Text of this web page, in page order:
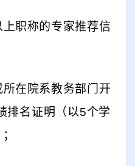
职称的专家推荐信
在院系教务部门开
排名证明（以5个学